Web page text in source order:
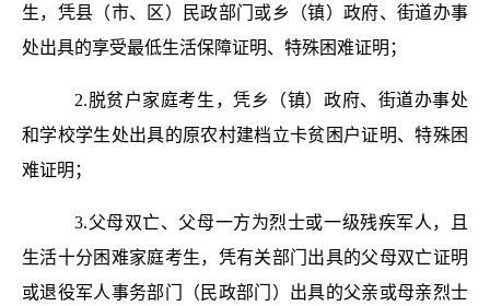
生，凭县（市、区）民政部门或乡（镇）政府、街道办事
处出具的享受最低生活保障证明、特殊困难证明；
2.脱贫户家庭考生，凭乡（镇）政府、街道办事处
和学校学生处出具的原农村建档立卡贫困户证明、特殊困
难证明；
3.父母双亡、父母一方为烈士或一级残疾军人，且
生活十分困难家庭考生，凭有关部门出具的父母双亡证明
或退役军人事务部门（民政部门）出具的父亲或母亲烈士